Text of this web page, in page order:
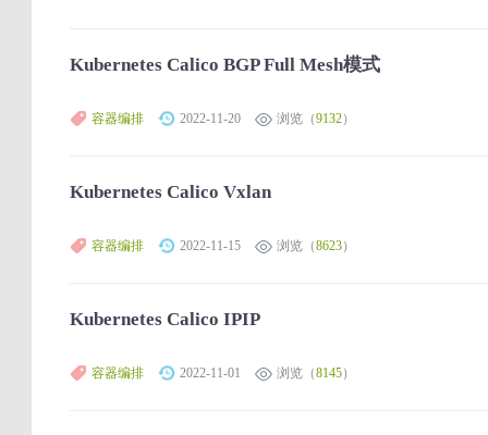
Kubernetes Calico BGP Full Mesh模式
容器编排 2022-11-20 浏览（9132）
Kubernetes Calico Vxlan
容器编排 2022-11-15 浏览（8623）
Kubernetes Calico IPIP
容器编排 2022-11-01 浏览（8145）